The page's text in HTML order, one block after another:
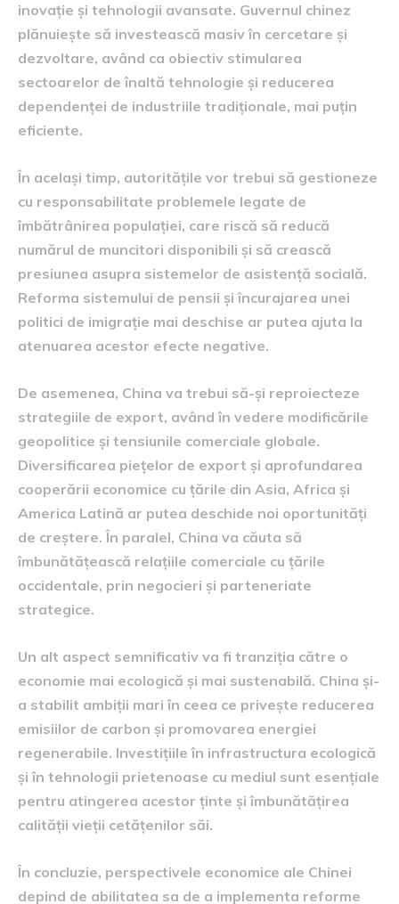
inovație și tehnologii avansate. Guvernul chinez
plănuiește să investească masiv în cercetare și
dezvoltare, având ca obiectiv stimularea
sectoarelor de înaltă tehnologie și reducerea
dependenței de industriile tradiționale, mai puțin
eficiente.
În același timp, autoritățile vor trebui să gestioneze
cu responsabilitate problemele legate de
îmbătrânirea populației, care riscă să reducă
numărul de muncitori disponibili și să crească
presiunea asupra sistemelor de asistență socială.
Reforma sistemului de pensii și încurajarea unei
politici de imigrație mai deschise ar putea ajuta la
atenuarea acestor efecte negative.
De asemenea, China va trebui să-și reproiecteze
strategiile de export, având în vedere modificările
geopolitice și tensiunile comerciale globale.
Diversificarea piețelor de export și aprofundarea
cooperării economice cu țările din Asia, Africa și
America Latină ar putea deschide noi oportunități
de creștere. În paralel, China va căuta să
îmbunătățească relațiile comerciale cu țările
occidentale, prin negocieri și parteneriate
strategice.
Un alt aspect semnificativ va fi tranziția către o
economie mai ecologică și mai sustenabilă. China și-
a stabilit ambiții mari în ceea ce privește reducerea
emisiilor de carbon și promovarea energiei
regenerabile. Investițiile în infrastructura ecologică
și în tehnologii prietenoase cu mediul sunt esențiale
pentru atingerea acestor ținte și îmbunătățirea
calității vieții cetățenilor săi.
În concluzie, perspectivele economice ale Chinei
depind de abilitatea sa de a implementa reforme